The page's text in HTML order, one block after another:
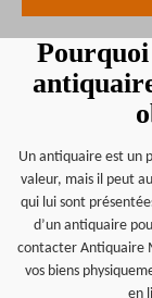
Un antiquaire est un
valeur, mais il peut
qui lui sont
d’un antiquaire
contacter Antiquaire
vos biens
en